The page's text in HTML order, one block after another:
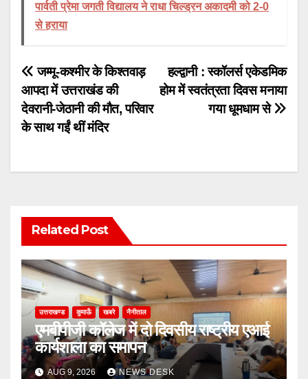
पार्वती प्रेमा जगती विद्यालय ने राधा चिल्ड्रन अकादमी को 2-0
से हराया
Post
navigation
हल्द्वानी : स्कॉलर्स एकेडमिक
होम में स्वतंत्रता दिवस मनाया
गया धूमधाम से
जम्मू-कश्मीर के किश्तवाड़
आपदा में उत्तराखंड की
देवरानी-जेठानी की मौत, परिवार
के साथ गईं थीं मंदिर
Related Post
उत्तराखण्ड कुमाऊँ खबरे नैनीताल
एमबीपीजी कॉलेज में दो दिवसीय राष्ट्रीय एआई
कार्यशाला का समापन
AUG 9, 2026 NEWS DESK